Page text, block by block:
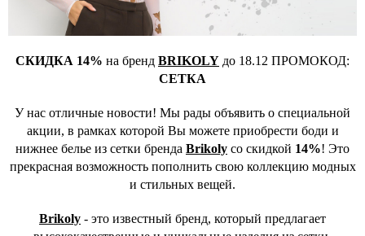
СКИДКА 14% на бренд BRIKOLY до 18.12 ПРОМОКОД:
СЕТКА
У нас отличные новости! Мы рады объявить о специальной
акции, в рамках которой Вы можете приобрести боди и
нижнее белье из сетки бренда Brikoly со скидкой 14%! Это
прекрасная возможность пополнить свою коллекцию модных
и стильных вещей.
Brikoly - это известный бренд, который предлагает